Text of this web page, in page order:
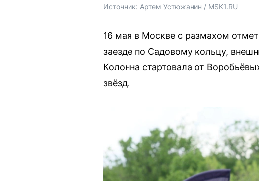
Источник: Артем Устюжанин / MSK1.RU
16 мая в Москве с размахом
заезде по Садовому кольцу,
Колонна стартовала от
звёзд.